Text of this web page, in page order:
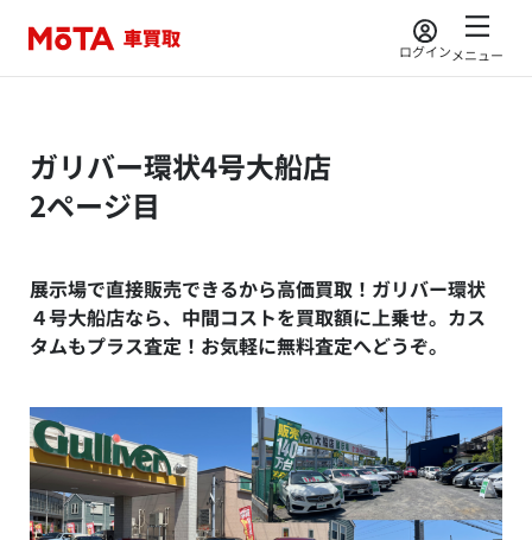
ログインメニュー
ガリバー環状4号大船店
2ページ目
展示場で直接販売できるから高価買取！ガリバー環状
４号大船店なら、中間コストを買取額に上乗せ。カス
タムもプラス査定！お気軽に無料査定へどうぞ。